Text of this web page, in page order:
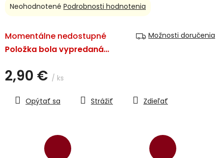
2,90 € / ks
cena:
Momentálne nedostupné Možnosti doručenia
Položka bola vypredaná…
Opýtať sa Strážiť Zdieľať
Priemerné
je
z
hviezdičiek.
Neohodnotené Podrobnosti hodnotenia